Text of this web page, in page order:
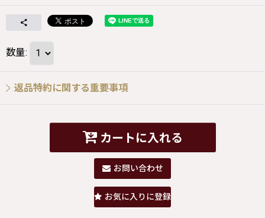
数量:
返品特約に関する重要事項
カートに入れる
お問い合わせ
お気に入りに登録